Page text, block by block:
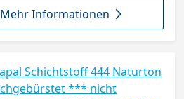
Mehr Informationen